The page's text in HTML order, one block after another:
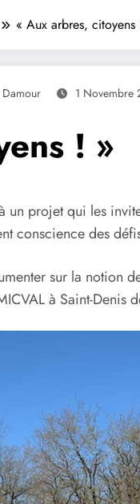
« Aux arbres, citoyens
1 Novembre
! »
un projet qui les
conscience des
sur la notion
à Saint-Denis